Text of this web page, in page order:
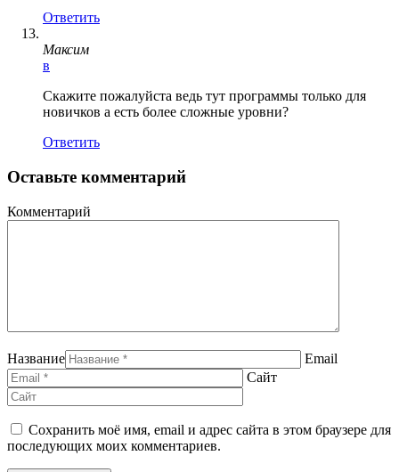
Ответить
Максим
в
Скажите пожалуйста ведь тут программы только для
новичков а есть более сложные уровни?
Ответить
Оставьте комментарий
Комментарий
Название
Email
Сайт
Сохранить моё имя, email и адрес сайта в этом браузере для
последующих моих комментариев.